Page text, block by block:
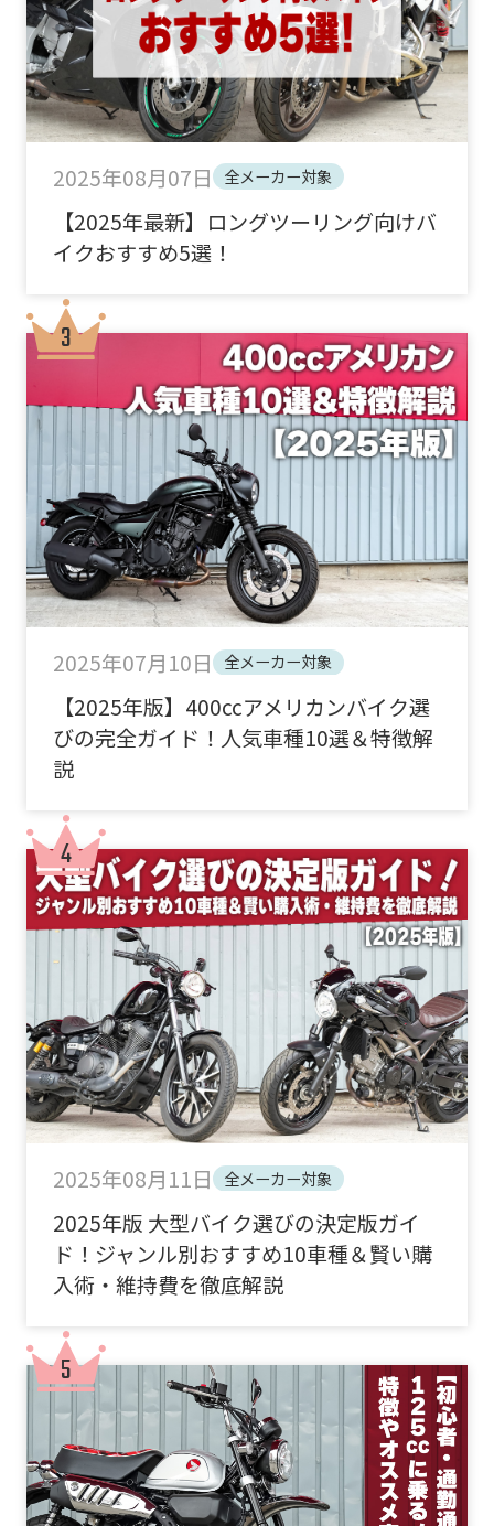
2025年08月07日 全メーカー対象
【2025年最新】ロングツーリング向けバ
イクおすすめ5選！
2025年07月10日 全メーカー対象
【2025年版】400ccアメリカンバイク選
びの完全ガイド！人気車種10選＆特徴解
説
2025年08月11日 全メーカー対象
2025年版 大型バイク選びの決定版ガイ
ド！ジャンル別おすすめ10車種＆賢い購
入術・維持費を徹底解説